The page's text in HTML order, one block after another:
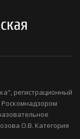
регистрационный
О.В. Категория